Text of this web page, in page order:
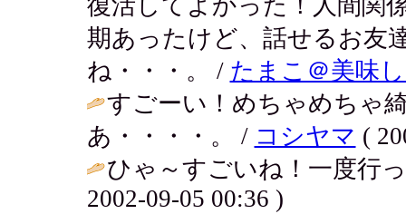
期あったけど、話せるお友
ね・・・。 / たまこ＠美味
すごーい！めちゃめちゃ
あ・・・・。 / コシヤマ (
ひゃ～すごいね！一度行
2002-09-05 00:36 )